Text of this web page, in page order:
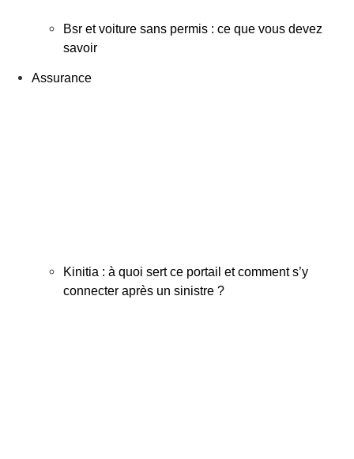
Bsr et voiture sans permis : ce que vous devez
savoir
Assurance
Kinitia : à quoi sert ce portail et comment s’y
connecter après un sinistre ?